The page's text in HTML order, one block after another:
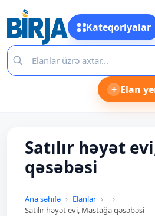
Kateqoriyalar
+ Elan
Satılır həyət
qəsəbəsi
Ana səhifə
Elanlar
Satılır həyət evi, Mastağa qəsəbəsi